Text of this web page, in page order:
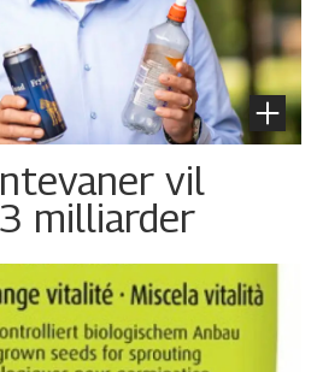
vil
milliarder